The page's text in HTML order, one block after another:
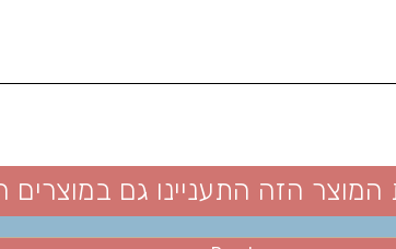
הזה התעניינו גם במוצרים